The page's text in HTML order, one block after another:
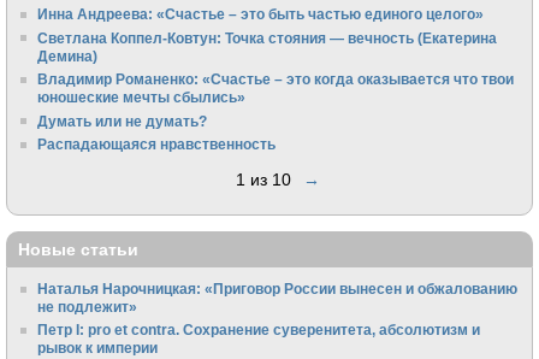
Инна Андреева: «Счастье – это быть частью единого целого»
Светлана Коппел-Ковтун: Точка стояния — вечность (Екатерина
Демина)
Владимир Романенко: «Счастье – это когда оказывается что твои
юношеские мечты сбылись»
Думать или не думать?
Распадающаяся нравственность
1 из 10 →
Новые статьи
Наталья Нарочницкая: «Приговор России вынесен и обжалованию
не подлежит»
Петр I: pro et contra. Сохранение суверенитета, абсолютизм и
рывок к империи